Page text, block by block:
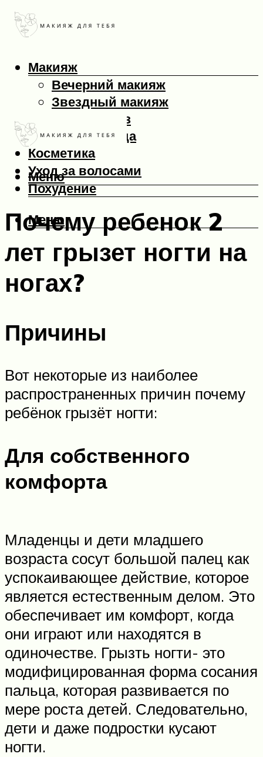
Макияж
Вечерний макияж
Звездный макияж
Макияж глаз
Макияж лица
Косметика
Уход за волосами
Похудение
Меню
Меню
Почему ребенок 2
лет грызет ногти на
ногах?
Причины
Вот некоторые из наиболее
распространенных причин почему
ребёнок грызёт ногти:
Для собственного
комфорта
Младенцы и дети младшего
возраста сосут большой палец как
успокаивающее действие, которое
является естественным делом. Это
обеспечивает им комфорт, когда
они играют или находятся в
одиночестве. Грызть ногти- это
модифицированная форма сосания
пальца, которая развивается по
мере роста детей. Следовательно,
дети и даже подростки кусают
ногти.